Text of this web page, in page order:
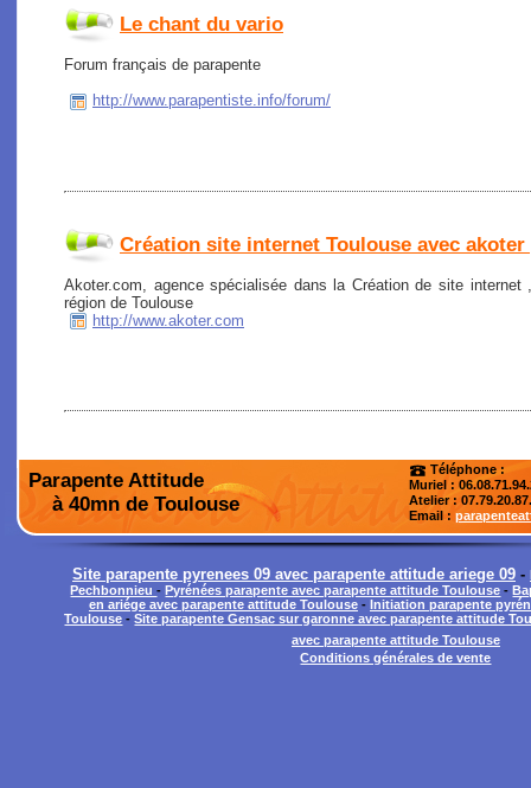
Le chant du vario
Forum français de parapente
http://www.parapentiste.info/forum/
Création site internet Toulouse avec
Akoter.com, agence spécialisée dans la Création de site
région de Toulouse
http://www.akoter.com
Parapente Attitude
à 40mn de Toulouse
Téléphone :
Muriel :
Atelier:
Email :
Site parapente pyrenees 09 avec parapente attitude ariege 09 -
Pechbonnieu- Pyrénées parapente avec parapente attitude Toulouse -
en ariége avec parapente attitude Toulouse - Initiation parapente
Toulouse -Site parapente Gensac sur garonne avec parapente attitude
avec parapente attitude Toulouse
Conditions générales de vente